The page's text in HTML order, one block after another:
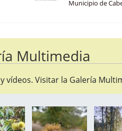
Municipio de
Multimedia
vídeos. Visitar la Galería